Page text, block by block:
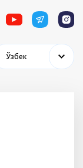
1 1 1
Ўзбек